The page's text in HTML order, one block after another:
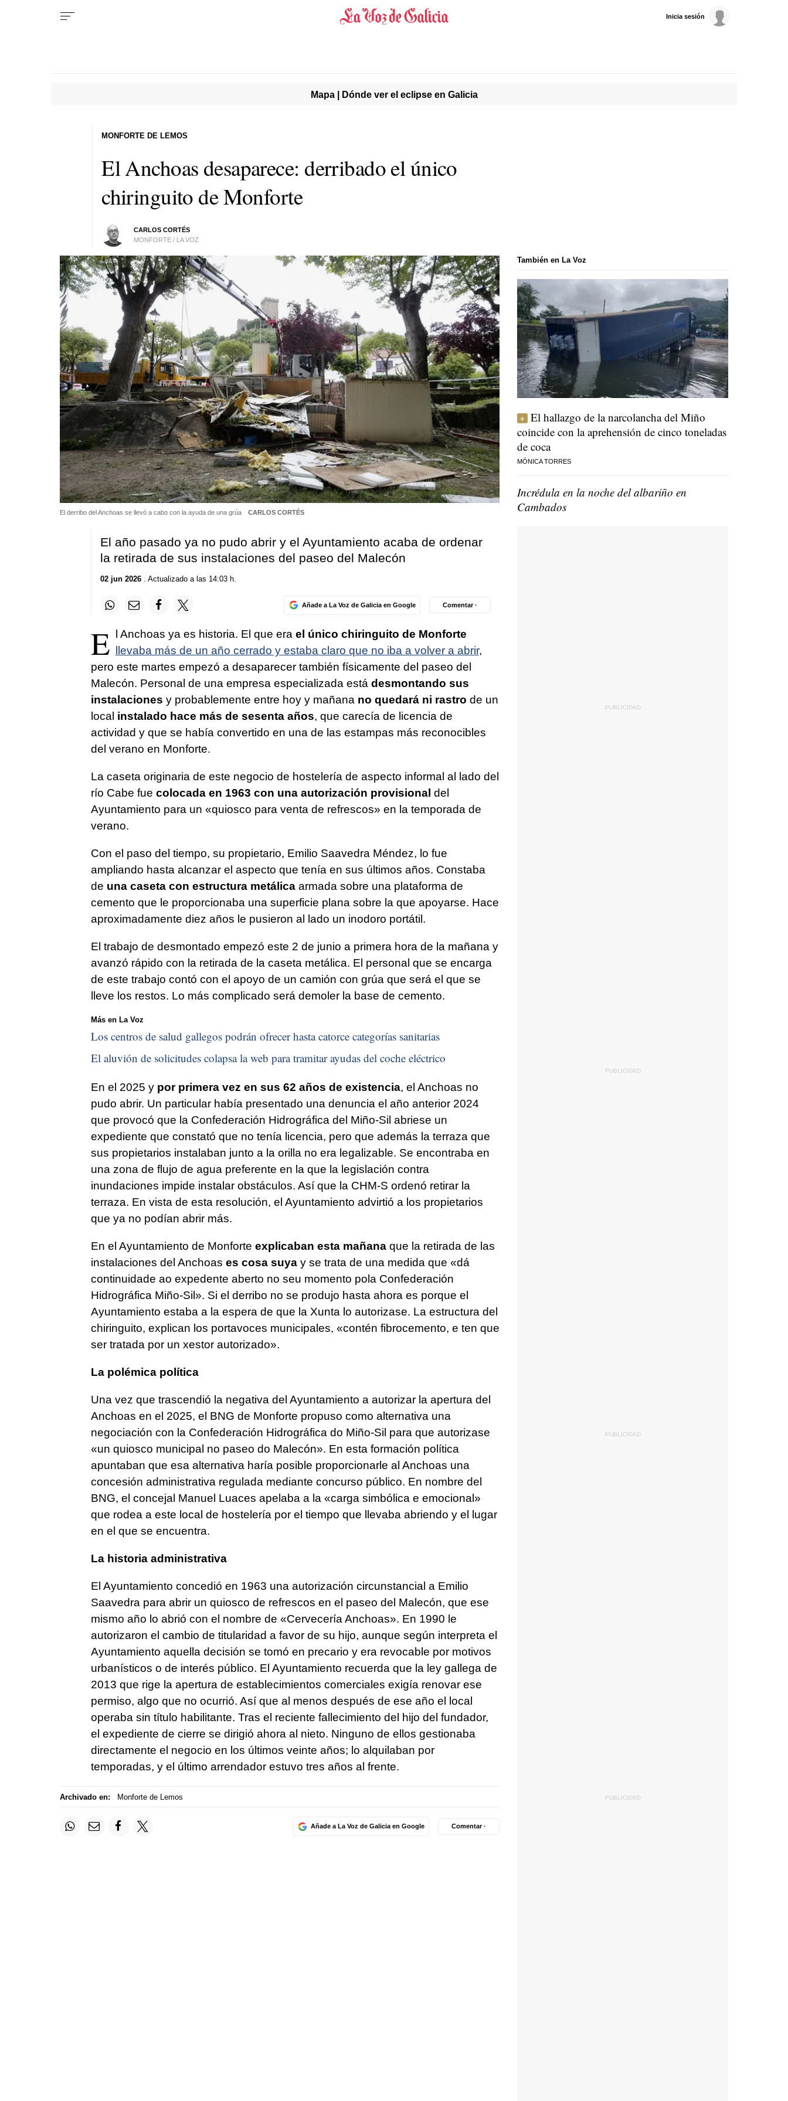
Inicia sesión
Mapa | Dónde ver el eclipse en Galicia
El Anchoas desaparece: derribado el único
chiringuito de Monforte
CARLOS CORTÉS
MONFORTE / LA VOZ
MONFORTE DE LEMOS
El derribo del Anchoas se llevó a cabo con la ayuda de una grúa CARLOS CORTÉS
El año pasado ya no pudo abrir y el Ayuntamiento acaba de ordenar
la retirada de sus instalaciones del paseo del Malecón
02 jun 2026. Actualizado a las 14:03 h.
Añade a La Voz de Galicia en Google Comentar ·
E l Anchoas ya es historia. El que era el único chiringuito de Monforte
llevaba más de un año cerrado y estaba claro que no iba a volver a abrir,
pero este martes empezó a desaparecer también físicamente del paseo del
Malecón. Personal de una empresa especializada está desmontando sus
instalaciones y probablemente entre hoy y mañana no quedará ni rastro de un
local instalado hace más de sesenta años, que carecía de licencia de
actividad y que se había convertido en una de las estampas más reconocibles
del verano en Monforte.
La caseta originaria de este negocio de hostelería de aspecto informal al lado del
río Cabe fue colocada en 1963 con una autorización provisional del
Ayuntamiento para un «quiosco para venta de refrescos» en la temporada de
verano.
Con el paso del tiempo, su propietario, Emilio Saavedra Méndez, lo fue
ampliando hasta alcanzar el aspecto que tenía en sus últimos años. Constaba
de una caseta con estructura metálicaarmada sobre una plataforma de
cemento que le proporcionaba una superficie plana sobre la que apoyarse. Hace
aproximadamente diez años le pusieron al lado un inodoro portátil.
El trabajo de desmontado empezó este 2 de junio a primera hora de la mañana y
avanzó rápido con la retirada de la caseta metálica. El personal que se encarga
de este trabajo contó con el apoyo de un camión con grúa que será el que se
lleve los restos. Lo más complicado será demoler la base de cemento.
Más en La Voz
Los centros de salud gallegos podrán ofrecer hasta catorce categorías sanitarias
El aluvión de solicitudes colapsa la web para tramitar ayudas del coche eléctrico
En el 2025 y por primera vez en sus 62 años de existencia, el Anchoas no
pudo abrir. Un particular había presentado una denuncia el año anterior 2024
que provocó que la Confederación Hidrográfica del Miño-Sil abriese un
expediente que constató que no tenía licencia, pero que además la terraza que
sus propietarios instalaban junto a la orilla no era legalizable. Se encontraba en
una zona de flujo de agua preferente en la que la legislación contra
inundaciones impide instalar obstáculos. Así que la CHM-S ordenó retirar la
terraza. En vista de esta resolución, el Ayuntamiento advirtió a los propietarios
que ya no podían abrir más.
En el Ayuntamiento de Monforte explicaban esta mañanaque la retirada de las
instalaciones del Anchoas es cosa suyay se trata de una medida que «dá
continuidade ao expedente aberto no seu momento pola Confederación
Hidrográfica Miño-Sil ». Si el derribo no se produjo hasta ahora es porque el
Ayuntamiento estaba a la espera de que la Xunta lo autorizase. La estructura del
chiringuito, explican los portavoces municipales, «contén fibrocemento, e ten que
ser tratada por un xestor autorizado».
La polémica política
Una vez que trascendió la negativa del Ayuntamiento a autorizar la apertura del
Anchoas en el 2025, el BNG de Monforte propuso como alternativa una
negociación con la Confederación Hidrográfica do Miño-Sil para que autorizase
«un quiosco municipal no paseo do Malecón». En esta formación política
apuntaban que esa alternativa haría posible proporcionarle al Anchoas una
concesión administrativa regulada mediante concurso público. En nombre del
BNG, el concejal Manuel Luaces apelaba a la «carga simbólica e emocional»
que rodea a este local de hostelería por el tiempo que llevaba abriendo y el lugar
en el que se encuentra.
La historia administrativa
El Ayuntamiento concedió en 1963 una autorización circunstancial a Emilio
Saavedra para abrir un quiosco de refrescos en el paseo del Malecón, que ese
mismo año lo abrió con el nombre de «Cervecería Anchoas». En 1990 le
autorizaron el cambio de titularidad a favor de su hijo, aunque según interpreta el
Ayuntamiento aquella decisión se tomó en precario y era revocable por motivos
urbanísticos o de interés público. El Ayuntamiento recuerda que la ley gallega de
2013 que rige la apertura de establecimientos comerciales exigía renovar ese
permiso, algo que no ocurrió. Así que al menos después de ese año el local
operaba sin título habilitante. Tras el reciente fallecimiento del hijo del fundador,
el expediente de cierre se dirigió ahora al nieto. Ninguno de ellos gestionaba
directamente el negocio en los últimos veinte años; lo alquilaban por
temporadas, y el último arrendador estuvo tres años al frente.
Archivado en: Monforte de Lemos
Añade a La Voz de Galicia en Google Comentar ·
También en La Voz
El hallazgo de la narcolancha del Miño
coincide con la aprehensión de cinco toneladas
de coca
MÓNICA TORRES
Incrédula en la noche del albariño en
Cambados